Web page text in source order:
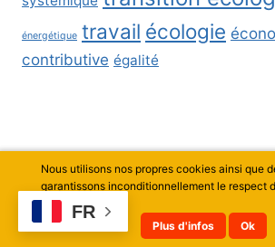
énergétique travail écologie
contributive égalité
© 2026 Thierry Curty - Thème
FR
Nous utilisons nos propres cookies ainsi que
garantissons inconditionnellement le respect
Plus d'infos Ok